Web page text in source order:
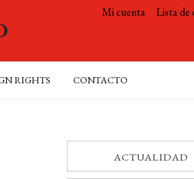
Mi cuenta Lista de
RIGHTS CONTACTO
ACTUALIDAD